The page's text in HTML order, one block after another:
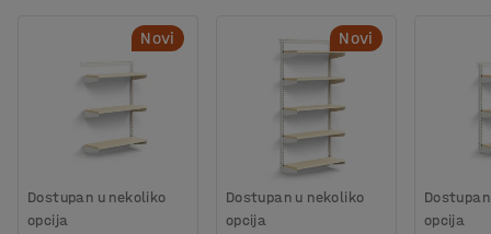
Novi
Dostupan u nekoliko
opcija
Novi
Dostupan u nekoliko
opcija
opcija